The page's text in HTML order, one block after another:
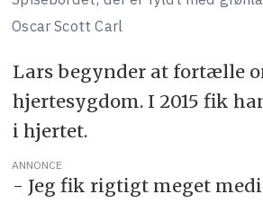
Oscar Scott Carl
Lars begynder at fortælle
hjertesygdom. I 2015 fik
i hjertet.
ANNONCE
- Jeg fik rigtigt meget